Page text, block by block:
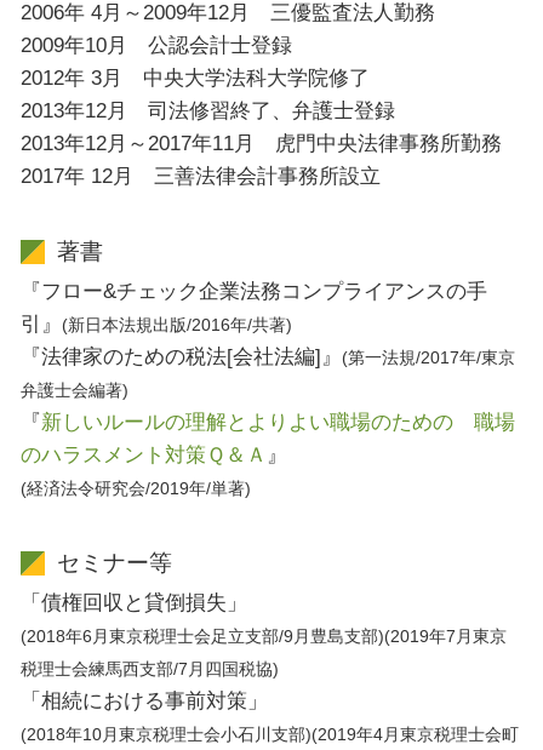
2006年 4月～2009年12月 三優監査法人勤務
2009年10月 公認会計士登録
2012年 3月 中央大学法科大学院修了
2013年12月 司法修習終了、弁護士登録
2013年12月～2017年11月 虎門中央法律事務所勤務
2017年 12月 三善法律会計事務所設立
著書
『フロー&チェック企業法務コンプライアンスの手
引』
(新日本法規出版/2016年/共著)
『法律家のための税法[会社法編]』
(第一法規/2017年/東京
弁護士会編著)
『 新しいルールの理解とよりよい職場のための 職場
のハラスメント対策Ｑ＆Ａ 』
(経済法令研究会/2019年/単著)
セミナー等
「債権回収と貸倒損失」
(2018年6月東京税理士会足立支部/9月豊島支部)(2019年7月東京
税理士会練馬西支部/7月四国税協)
「相続における事前対策」
(2018年10月東京税理士会小石川支部)(2019年4月東京税理士会町